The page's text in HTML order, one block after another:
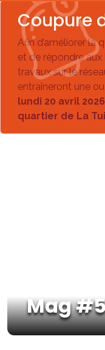
Coupure
Afin d’améliorer la
et de répondre aux
travaux sur le
entraîneront une
lundi 20 avril
quartier de La
Mag